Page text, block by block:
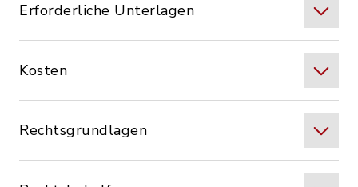
Erforderliche Unterlagen
Kosten
Rechtsgrundlagen